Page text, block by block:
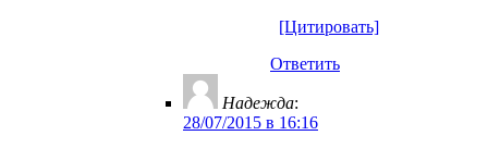
[Цитировать]
Ответить
Надежда:
28/07/2015 в 16:16